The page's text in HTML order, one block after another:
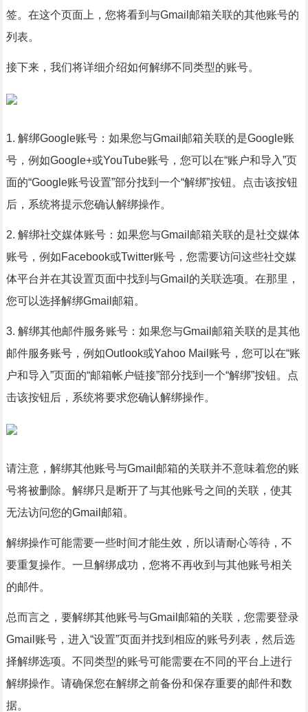
签。在这个页面上，您将看到与Gmail邮箱关联的其他账号的
列表。
接下来，我们将详细介绍如何解绑不同类型的账号。
1. 解绑Google账号：如果您与Gmail邮箱关联的是Google账
号，例如Google+或YouTube账号，您可以在“账户和导入”页
面的“Google账号设置”部分找到一个“解绑”按钮。点击该按钮
后，系统将提示您确认解绑操作。
2. 解绑社交媒体账号：如果您与Gmail邮箱关联的是社交媒体
账号，例如Facebook或Twitter账号，您需要访问这些社交媒
体平台并在其设置页面中找到与Gmail的关联选项。在那里，
您可以选择解绑Gmail邮箱。
3. 解绑其他邮件服务账号：如果您与Gmail邮箱关联的是其他
邮件服务账号，例如Outlook或Yahoo Mail账号，您可以在“账
户和导入”页面的“邮箱帐户链接”部分找到一个“解绑”按钮。点
击该按钮后，系统将要求您确认解绑操作。
请注意，解绑其他账号与Gmail邮箱的关联并不意味着您的账
号将被删除。解绑只是断开了与其他账号之间的关联，使其
无法访问您的Gmail邮箱。
解绑操作可能需要一些时间才能生效，所以请耐心等待，不
要重复操作。一旦解绑成功，您将不再收到与其他账号相关
的邮件。
总而言之，要解绑其他账号与Gmail邮箱的关联，您需要登录
Gmail账号，进入“设置”页面并找到相应的账号列表，然后选
择解绑选项。不同类型的账号可能需要在不同的平台上进行
解绑操作。请确保您在解绑之前备份和保存重要的邮件和数
据。